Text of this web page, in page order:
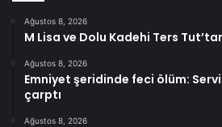
Ağustos 8, 2026
M Lisa ve Dolu Kadehi Ters
Ağustos 8, 2026
Emniyet şeridinde feci ölüm:
çarptı
Ağustos 8, 2026